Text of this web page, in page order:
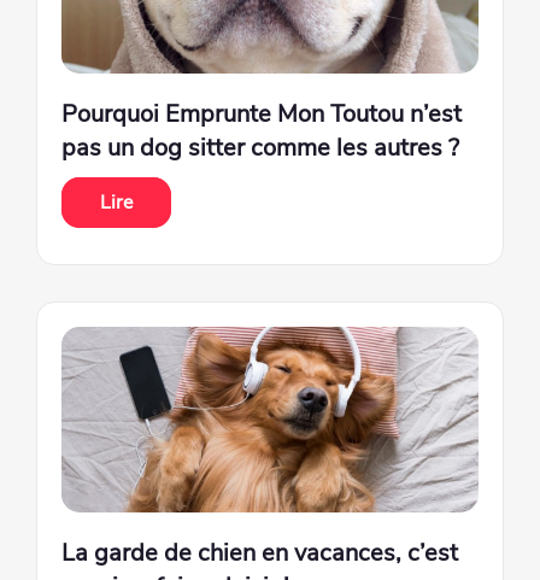
Pourquoi Emprunte Mon Toutou n’est
pas un dog sitter comme les autres ?
Lire
La garde de chien en vacances, c’est